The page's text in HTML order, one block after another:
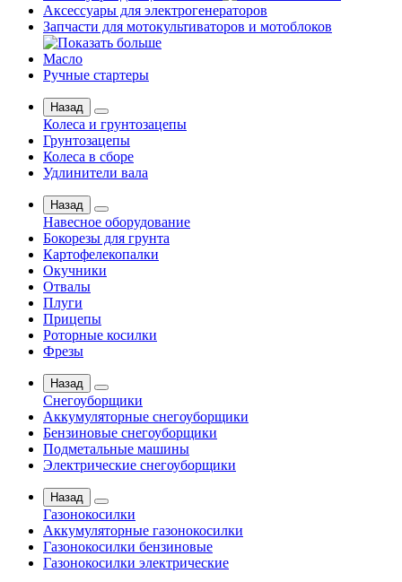
Аксессуары для электрогенераторов
Запчасти для мотокультиваторов и мотоблоков
Масло
Ручные стартеры
Назад
Колеса и грунтозацепы
Грунтозацепы
Колеса в сборе
Удлинители вала
Назад
Навесное оборудование
Бокорезы для грунта
Картофелекопалки
Окучники
Отвалы
Плуги
Прицепы
Роторные косилки
Фрезы
Назад
Снегоуборщики
Аккумуляторные снегоуборщики
Бензиновые снегоуборщики
Подметальные машины
Электрические снегоуборщики
Назад
Газонокосилки
Аккумуляторные газонокосилки
Газонокосилки бензиновые
Газонокосилки электрические